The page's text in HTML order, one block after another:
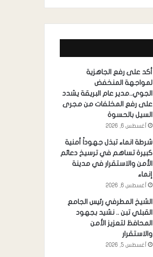
أكد على رفع الجاهزية
لمواجهة المنخفض
الجوي..مدير عام البريقة يشدد
على رفع المخلفات من مجرى
السيل بالحسوة
أغسطس 6, 2026
شرطة انماء تبذل جهوداً أمنية
كبيرة تساهم في ترسيخ دعائم
الأمن والاستقرار في مدينة
إنماء
أغسطس 6, 2026
الشيخ المطرفي رئيس الجامع
القبلي تبن .. نشيد بجهود
المحافظ لتعزيز الأمن
والاستقرار
أغسطس 5, 2026